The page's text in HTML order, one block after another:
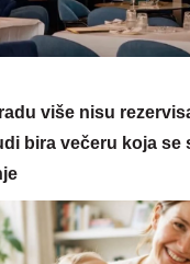
više nisu
bira večeru koja se